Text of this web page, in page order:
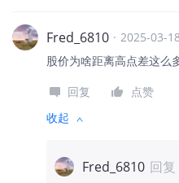
Fred_6810 · 2025-03-18
股价为啥距离高点差这么
回复
点赞
收起
Fred_6810 回复